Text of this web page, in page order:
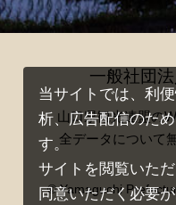
一般社団
山口県観光連盟の
全データについて
© Yamaguchi
当サイトでは、利
析、広告配信のた
す。
サイトを閲覧いた
同意いただく必要